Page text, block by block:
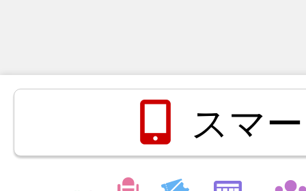
スマ